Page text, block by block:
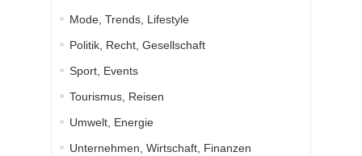
Mode, Trends, Lifestyle
Politik, Recht, Gesellschaft
Sport, Events
Tourismus, Reisen
Umwelt, Energie
Unternehmen, Wirtschaft, Finanzen